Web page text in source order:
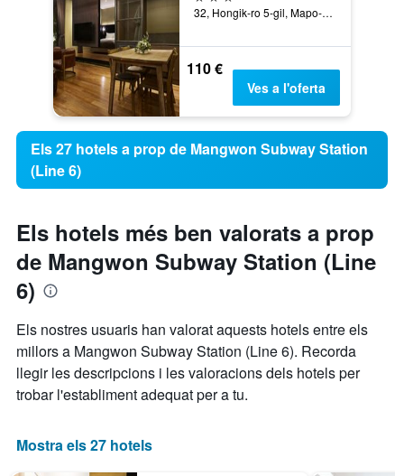
32, Hongik-ro 5-gil, Mapo-gu, Seül, Corea del Sud
110 €
Ves a l'oferta
Els 27 hotels a prop de Mangwon Subway Station
(Line 6)
Els hotels més ben valorats a prop
de Mangwon Subway Station (Line
6)
Els nostres usuaris han valorat aquests hotels entre els
millors a Mangwon Subway Station (Line 6). Recorda
llegir les descripcions i les valoracions dels hotels per
trobar l'establiment adequat per a tu.
Mostra els 27 hotels